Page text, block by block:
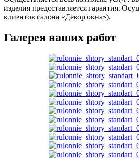
изделия предоставляется гарантия.
клиентов салона «Декор окна»).
Галерея наших работ